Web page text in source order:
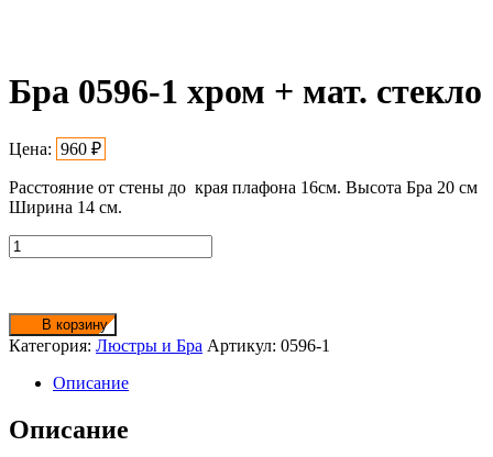
Бра 0596-1 хром + мат. стекло
Цена: 960 ₽
Расстояние от стены до края плафона 16см. Высота Бра 20 см
Ширина 14 см.
Количество
товара
хром
мат.
В корзину
Категория: Люстры и Бра Артикул: 0596-1
Описание
Описание